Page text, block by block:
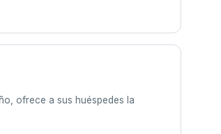
ofrece a sus huéspedes la